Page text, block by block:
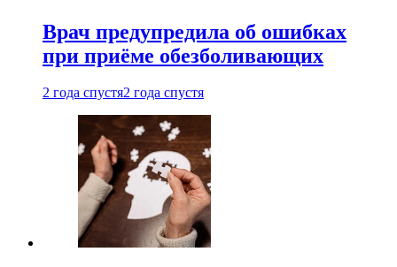
Врач предупредила об ошибках
при приëме обезболивающих
2 года спустя2 года спустя